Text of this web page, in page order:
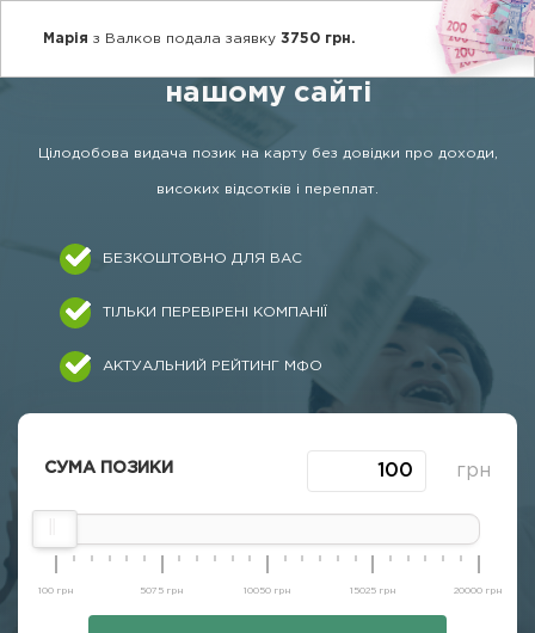
Оформлюйте вигідні позики на
нашому сайті
Цілодобова видача позик на карту без довідки про доходи,
високих відсотків і переплат.
БЕЗКОШТОВНО ДЛЯ ВАС
ТІЛЬКИ ПЕРЕВІРЕНІ КОМПАНІЇ
АКТУАЛЬНИЙ РЕЙТИНГ МФО
СУМА ПОЗИКИ грн
100 грн 5075 грн 10050 грн 15025 грн 20000 грн
Марія з Валков подалa заявку 3750 грн.